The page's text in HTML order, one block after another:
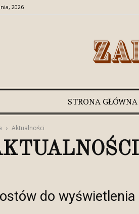
2026
STRONA GŁÓWNA
Aktualności
do wyświetlenia